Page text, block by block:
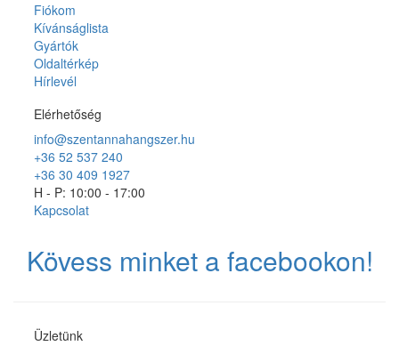
Fiókom
Kívánságlista
Gyártók
Oldaltérkép
Hírlevél
Elérhetőség
info@szentannahangszer.hu
+36 52 537 240
+36 30 409 1927
H - P: 10:00 - 17:00
Kapcsolat
Kövess minket a facebookon!
Üzletünk